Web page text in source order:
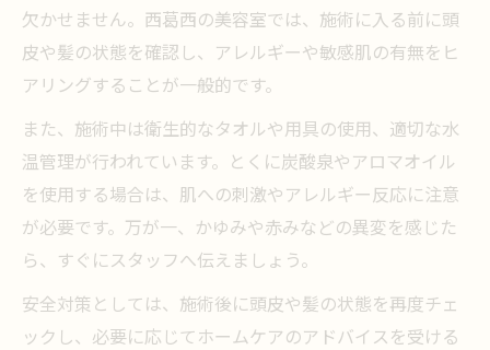
欠かせません。西葛西の美容室では、施術に入る前に頭
皮や髪の状態を確認し、アレルギーや敏感肌の有無をヒ
アリングすることが一般的です。
また、施術中は衛生的なタオルや用具の使用、適切な水
温管理が行われています。とくに炭酸泉やアロマオイル
を使用する場合は、肌への刺激やアレルギー反応に注意
が必要です。万が一、かゆみや赤みなどの異変を感じた
ら、すぐにスタッフへ伝えましょう。
安全対策としては、施術後に頭皮や髪の状態を再度チェ
ックし、必要に応じてホームケアのアドバイスを受ける